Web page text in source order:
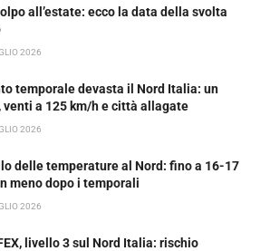
all’estate: ecco la data della svolta
2026
temporale devasta il Nord Italia: un
venti a 125 km/h e città allagate
2026
delle temperature al Nord: fino a 16-17
meno dopo i temporali
2026
livello 3 sul Nord Italia: rischio